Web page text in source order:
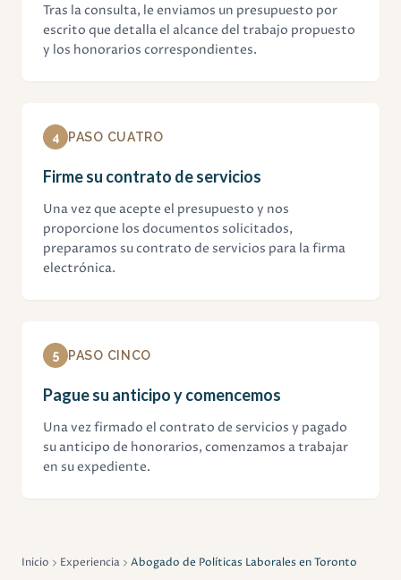
Tras la consulta, le enviamos un presupuesto por
escrito que detalla el alcance del trabajo propuesto
y los honorarios correspondientes.
4 PASO CUATRO
Firme su contrato de servicios
Una vez que acepte el presupuesto y nos
proporcione los documentos solicitados,
preparamos su contrato de servicios para la firma
electrónica.
5 PASO CINCO
Pague su anticipo y comencemos
Una vez firmado el contrato de servicios y pagado
su anticipo de honorarios, comenzamos a trabajar
en su expediente.
Inicio Experiencia Abogado de Políticas Laborales en Toronto